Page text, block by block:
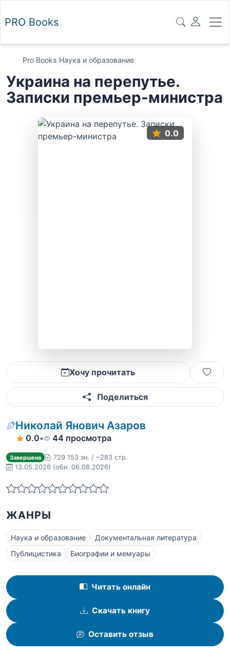
PRO Books
Pro Books/Наука и образование
Украина на перепутье.
Записки премьер-министра
0.0
Хочу прочитать
Поделиться
Николай Янович Азаров
0.0• 44 просмотра
Завершена
729 153 зн. / ~283 стр.
13.05.2026 (обн. 06.08.2026)
ЖАНРЫ
Наука и образование
Документальная литература
Публицистика
Биографии и мемуары
Читать онлайн
Скачать книгу
Оставить отзыв